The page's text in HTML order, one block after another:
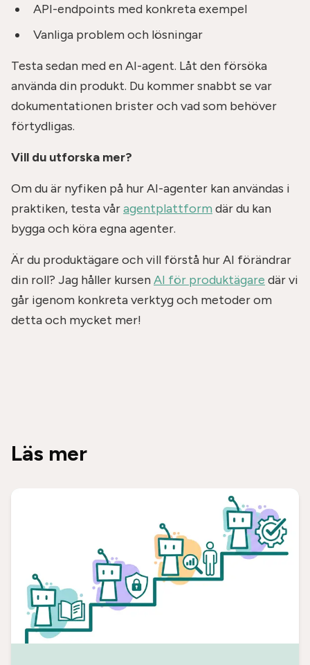
API-endpoints med konkreta exempel
Vanliga problem och lösningar
Testa sedan med en AI-agent. Låt den försöka
använda din produkt. Du kommer snabbt se var
dokumentationen brister och vad som behöver
förtydligas.
Vill du utforska mer?
Om du är nyfiken på hur AI-agenter kan användas i
praktiken, testa våragentplattform där du kan
bygga och köra egna agenter.
Är du produktägare och vill förstå hur AI förändrar
din roll? Jag håller kursenAI för produktägare där vi
går igenom konkreta verktyg och metoder om
detta och mycket mer!
Läs mer